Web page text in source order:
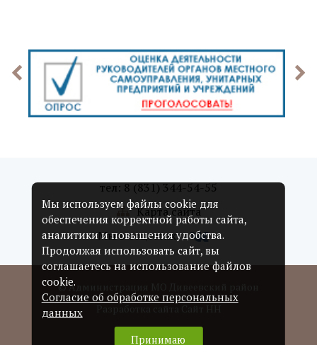
тел: 8 (831) 344-54-55
Карта сайта
Мы в соцсетях:
© Администрация МО Дивеевский район
Мы используем файлы cookie для
обеспечения корректной работы сайта,
аналитики и повышения удобства.
Продолжая использовать сайт, вы
соглашаетесь на использование файлов
cookie.
Согласие об обработке персональных
данных
Принимаю